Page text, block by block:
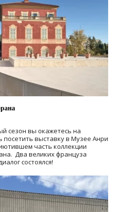
сезон вы окажетесь на
посетить выставку в Музее Анри
часть коллекции
Два великих француза
состоялся!